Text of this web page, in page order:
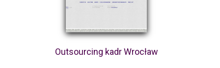
Outsourcing kadr Wrocław